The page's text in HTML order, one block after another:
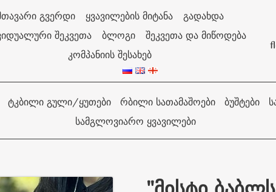
გვერდი ყვავილების მიტანა
გადახდა
შეკვეთა
ბლოგი
შეკვეთა და მიწოდება
კომპანიის შესახებ
ᲢᲙᲑᲘᲚᲘ ᲒᲣᲚᲘ/ᲧᲣᲗᲔᲑᲘ ᲠᲑᲘᲚᲘ ᲡᲐᲗᲐᲛᲐᲨᲝᲔᲑᲘ ᲑᲣᲨᲢᲔᲑᲘ
ᲡᲐᲛᲒᲚᲝᲕᲘᲐᲠᲝ ᲧᲕᲐᲕᲘᲚᲔᲑᲘ